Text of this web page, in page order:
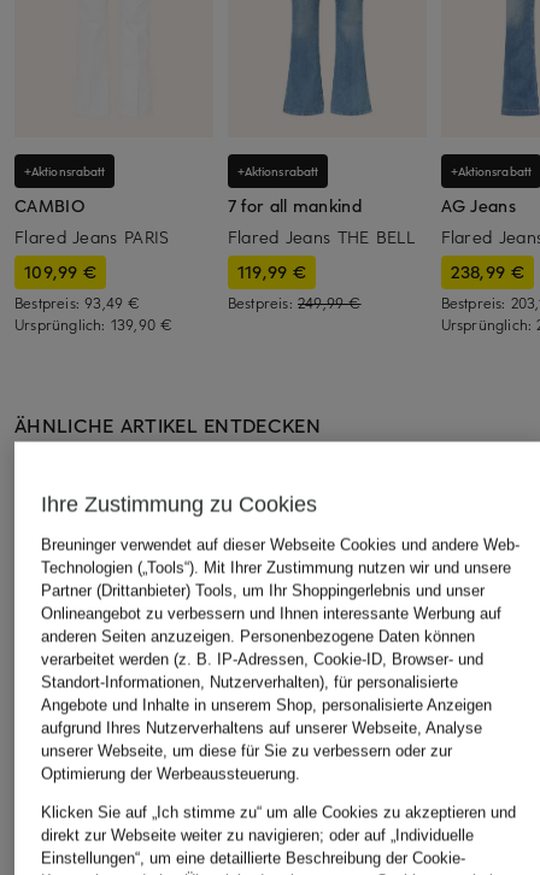
+Aktionsrabatt
CAMBIO
Flared Jeans PARIS
109,99 €
Bestpreis:93,49 €
Ursprünglich: 139,90 €
+Aktionsrabatt
7 for all mankind
Flared Jeans THE BELL
119,99 €
Bestpreis: 249,99 €
+Aktionsrabatt
AG Jeans
Flared
238,99 €
Bestpreis:
Ursprünglich:
ÄHNLICHE ARTIKEL ENTDECKEN
Ihre Zustimmung zu Cookies
Breuninger verwendet auf dieser Webseite Cookies und andere Web-
Technologien („Tools“). Mit Ihrer Zustimmung nutzen wir und unsere
Partner (Drittanbieter) Tools, um Ihr Shoppingerlebnis und unser
Onlineangebot zu verbessern und Ihnen interessante Werbung auf
anderen Seiten anzuzeigen. Personenbezogene Daten können
verarbeitet werden (z. B. IP-Adressen, Cookie-ID, Browser- und
Standort-Informationen, Nutzerverhalten), für personalisierte
Angebote und Inhalte in unserem Shop, personalisierte Anzeigen
aufgrund Ihres Nutzerverhaltens auf unserer Webseite, Analyse
unserer Webseite, um diese für Sie zu verbessern oder zur
Optimierung der Werbeaussteuerung.
Klicken Sie auf „Ich stimme zu“ um alle Cookies zu akzeptieren und
direkt zur Webseite weiter zu navigieren; oder auf „Individuelle
Einstellungen“, um eine detaillierte Beschreibung der Cookie-